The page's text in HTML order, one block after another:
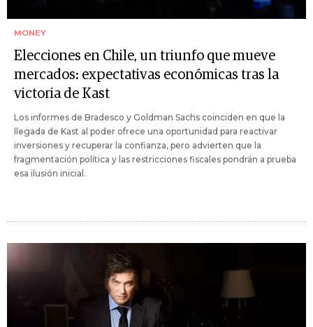
MONEY
Elecciones en Chile, un triunfo que mueve
mercados: expectativas económicas tras la
victoria de Kast
Los informes de Bradesco y Goldman Sachs coinciden en que la
llegada de Kast al poder ofrece una oportunidad para reactivar
inversiones y recuperar la confianza, pero advierten que la
fragmentación política y las restricciones fiscales pondrán a prueba
esa ilusión inicial.